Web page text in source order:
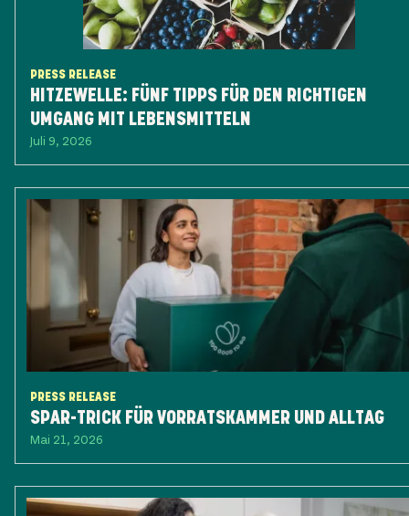
PRESS RELEASE
HITZEWELLE: FÜNF TIPPS FÜR DEN RICHTIGEN
UMGANG MIT LEBENSMITTELN
Juli 9, 2026
PRESS RELEASE
SPAR-TRICK FÜR VORRATSKAMMER UND ALLTAG
Mai 21, 2026